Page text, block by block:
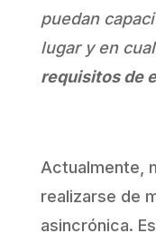
puedan
lugar y en
requisitos de
Actualmente,
realizarse de
asincrónica.